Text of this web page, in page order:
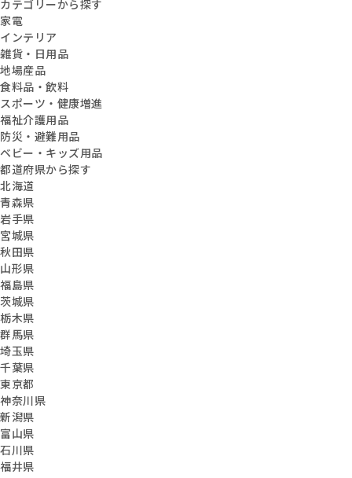
カテゴリーから探す
家電
インテリア
雑貨・日用品
地場産品
食料品・飲料
スポーツ・健康増進
福祉介護用品
防災・避難用品
ベビー・キッズ用品
都道府県から探す
北海道
青森県
岩手県
宮城県
秋田県
山形県
福島県
茨城県
栃木県
群馬県
埼玉県
千葉県
東京都
神奈川県
新潟県
富山県
石川県
福井県